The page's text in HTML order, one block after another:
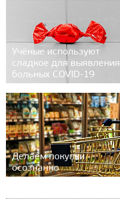
Учёные используют
сладкое для выявления
больных COVID-19
Делаем покупки
осознанно